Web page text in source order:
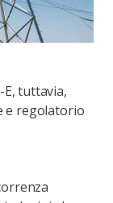
tuttavia,
e regolatorio